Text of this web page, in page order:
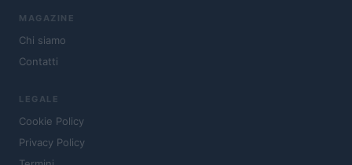
MAGAZINE
Chi siamo
Contatti
LEGALE
Cookie Policy
Privacy Policy